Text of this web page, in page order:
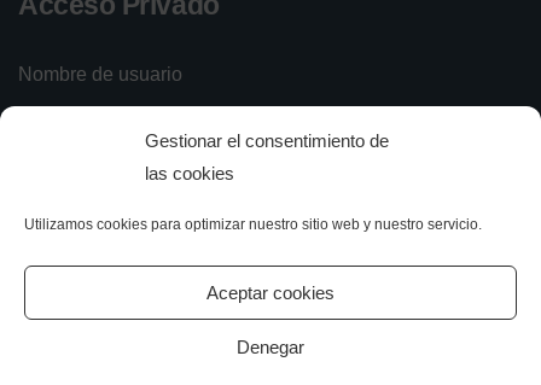
Gestionar el consentimiento de
las cookies
Utilizamos cookies para optimizar nuestro sitio web y nuestro servicio.
Aceptar cookies
Denegar
Nombre de usuario
Olvidé mi contraseña